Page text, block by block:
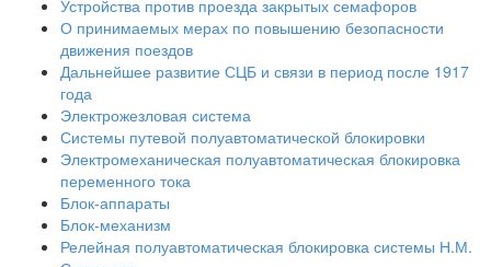
Устройства против проезда закрытых семафоров
О принимаемых мерах по повышению безопасности
движения поездов
Дальнейшее развитие СЦБ и связи в период после 1917
года
Электрожезловая система
Системы путевой полуавтоматической блокировки
Электромеханическая полуавтоматическая блокировка
переменного тока
Блок-аппараты
Блок-механизм
Релейная полуавтоматическая блокировка системы Н.М.